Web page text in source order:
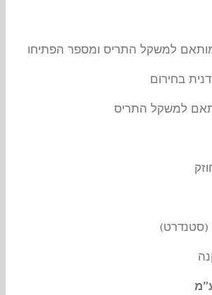
למשקל התריס ומספר הפתיחות
בחירום
למשקל התריס